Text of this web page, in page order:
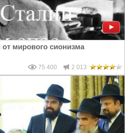
мирового сионизма
75 400 2 013